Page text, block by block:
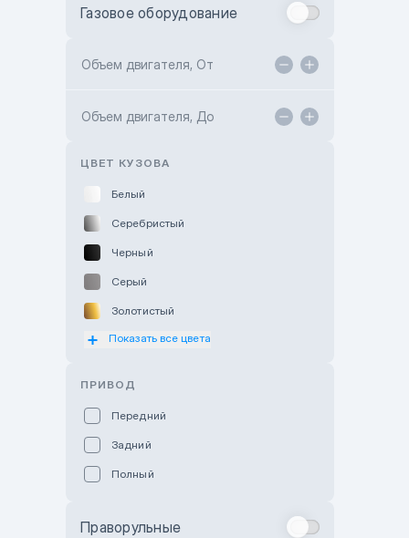
Toyota Kokshetau
Hyundai ShymCity
Газовое оборудование
Объем двигателя, От
Объем двигателя, До
ЦВЕТ КУЗОВА
Белый
Серебристый
Черный
Серый
Золотистый
Оранжевый
Показать все цвета
ПРИВОД
Передний
Задний
Полный
Праворульные